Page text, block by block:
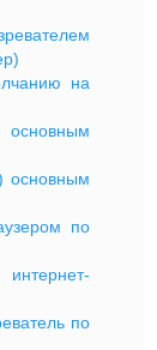
на
основным
основным
по
по